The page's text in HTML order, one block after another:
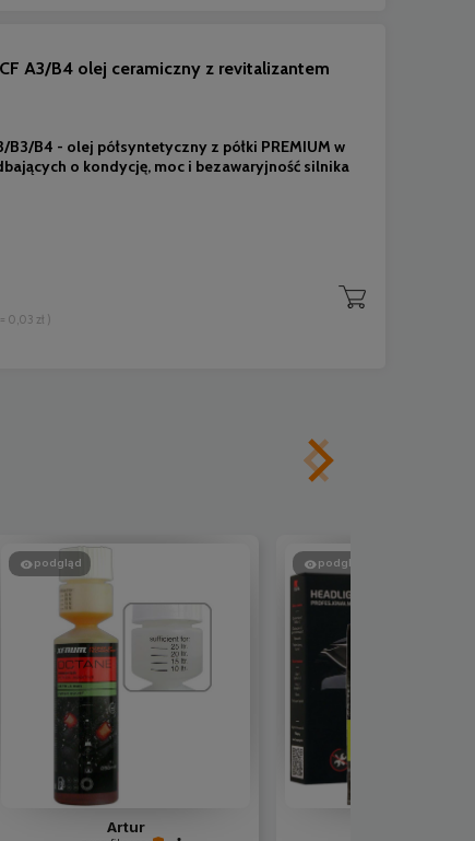
A3/B4 olej ceramiczny z revitalizantem
B3/B4 - olej półsyntetyczny z półki PREMIUM w
o kondycję, moc i bezawaryjność silnika
0,03 zł )
podgląd
Artur
podgląd